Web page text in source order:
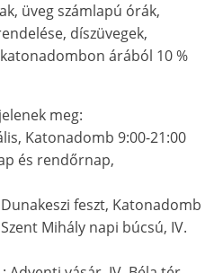
üveg számlapú órák,
díszüvegek,
árából 10 %
meg:
Katonadomb 9:00-21:00
és rendőrnap,
feszt, Katonadomb
Mihály napi búcsú, IV.